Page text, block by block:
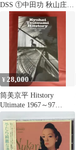
DSS ①中田功 秋山庄太
郎 ピクトグラム
¥ 28,000
筒美京平 Hitstory
Ultimate 1967～97
CDBOX９枚組